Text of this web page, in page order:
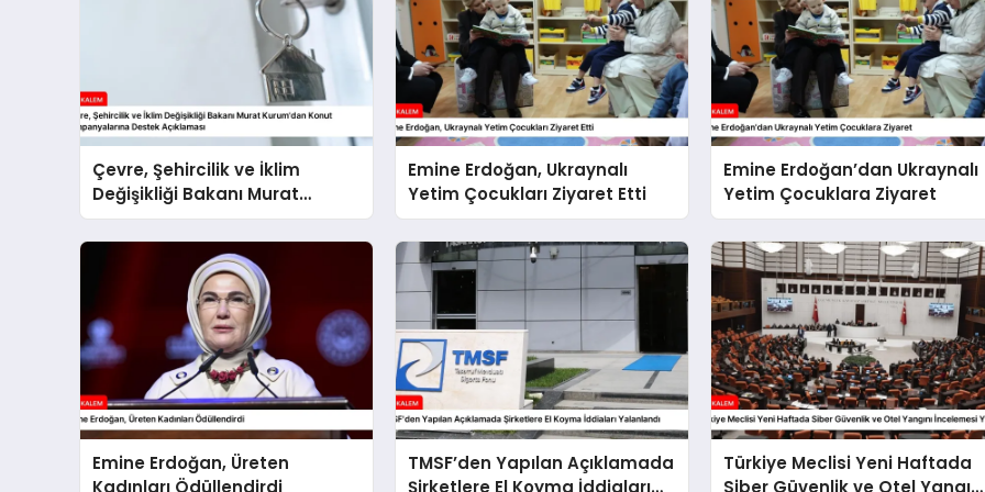
Çevre, Şehircilik ve İklim
Değişikliği Bakanı Murat
Kurum’dan Konut
Kampanyalarına Destek
Emine Erdoğan, Ukraynalı
Yetim Çocukları Ziyaret Etti
Emine Erdoğan’dan Ukraynalı
Yetim Çocuklara Ziyaret
Emine Erdoğan, Üreten
Kadınları Ödüllendirdi
TMSF’den Yapılan Açıklamada
Şirketlere El Koyma İddiaları
Türkiye Meclisi Yeni Haftada
Siber Güvenlik ve Otel